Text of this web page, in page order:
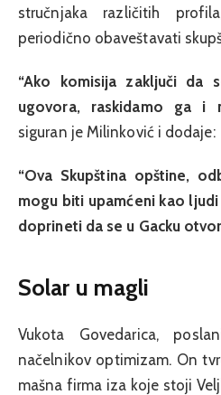
stručnjaka različitih
periodično obaveštavati
“Ako komisija zaključi da
ugovora, raskidamo ga i
siguran je Milinković i dodaje:
“Ova Skupština opštine,
mogu biti upamćeni kao
doprineti da se u Gacku
Solar u magli
Vukota Govedarica,
načelnikov optimizam. On
mašna firma iza koje stoji